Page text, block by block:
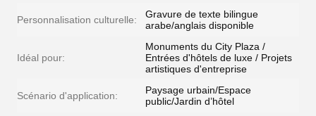
Personnalisation culturelle:
Gravure de texte bilingue
arabe/anglais disponible
Idéal pour:
Monuments du City Plaza /
Entrées d'hôtels de luxe / Projets
artistiques d'entreprise
Scénario d'application:
Paysage urbain/Espace
public/Jardin d’hôtel